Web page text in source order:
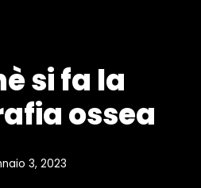
si fa la
ossea
3, 2023